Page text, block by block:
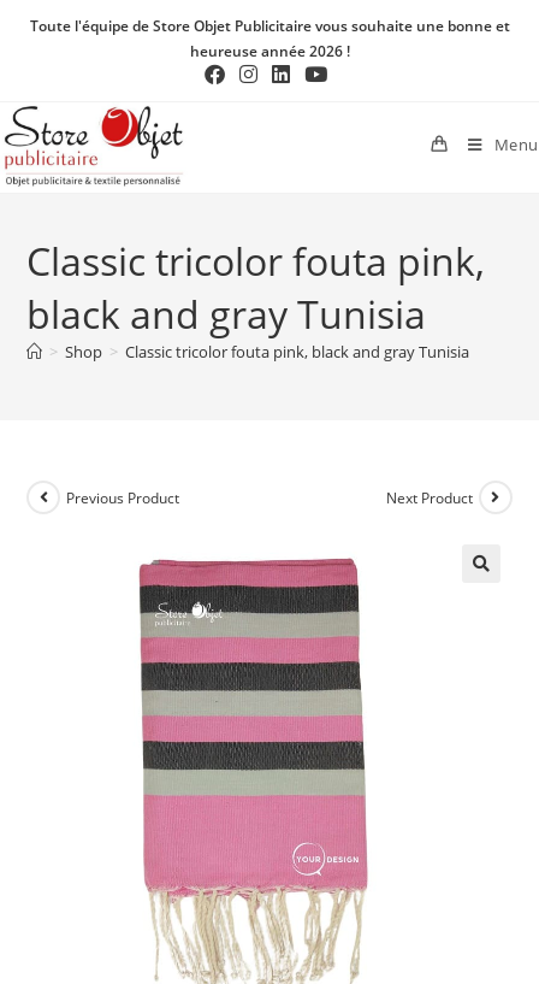
Toute l'équipe de Store Objet Publicitaire vous souhaite une bonne et
heureuse année 2026 !
Menu
Classic tricolor fouta pink,
black and gray Tunisia
> Shop > Classic tricolor fouta pink, black and gray Tunisia
Previous Product Next Product